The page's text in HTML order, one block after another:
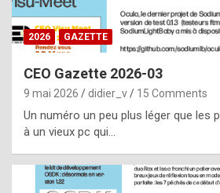
a
s
i
e
f
o
2026 GAZETTE
CEO Gazette 2026-03
9 mai 2026 didier_v 15 Comments
Un numéro un peu plus léger que les
à un vieux pc qui…